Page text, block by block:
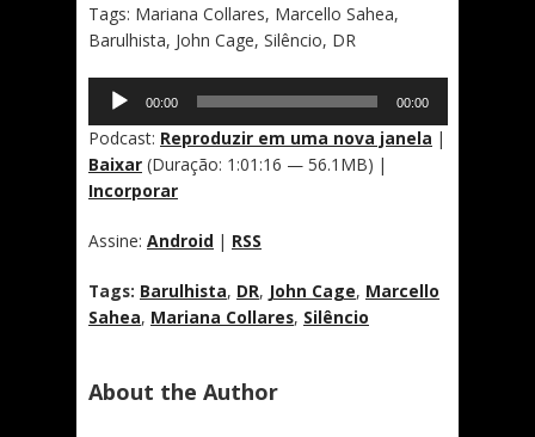
Tags: Mariana Collares, Marcello Sahea,
Barulhista, John Cage, Silêncio, DR
Tocador
áudio
00:00 00:00
Podcast: Reproduzir em uma nova janela |
Baixar (Duração: 1:01:16 — 56.1MB) |
Incorporar
Assine: Android | RSS
Tags: Barulhista, DR, John Cage, Marcello
Sahea, Mariana Collares, Silêncio
About the Author